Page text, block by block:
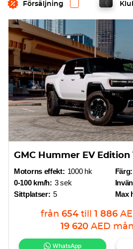
Försäljning
GMC Hummer EV Edition
Motorns effekt: 1000 hk
0-100 km/h: 3 sek
Sittplatser: 5
Färg:
Max
från 654 till 1 886
19 620 AED
WhatsApp